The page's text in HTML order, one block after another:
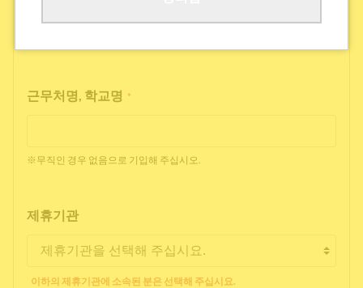
근무처명, 학교명 *
※무직인 경우 없음으로 기입해 주십시오.
제휴기관
이하의 제휴기관에 소속된 분은 선택해 주십시요.